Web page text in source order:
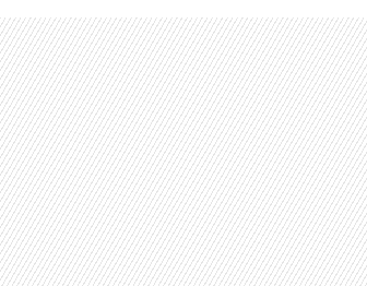
Skip to main content